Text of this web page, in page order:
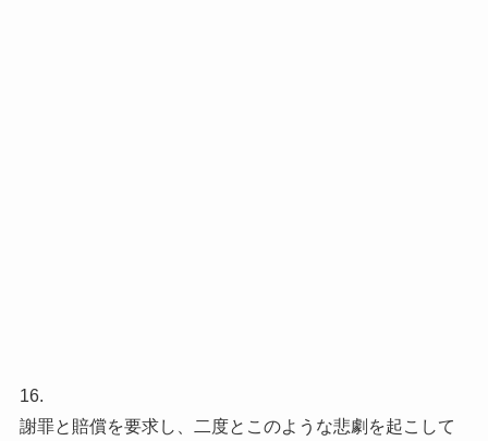
16.
謝罪と賠償を要求し、二度とこのような悲劇を起こして